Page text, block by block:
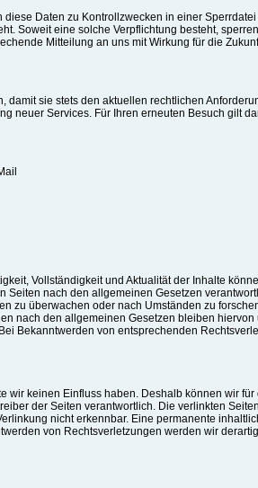
Daten zu Kontrollzwecken in einer
Soweit eine solche Verpflichtung besteht,
Mitteilung an uns mit Wirkung für die
sie stets den aktuellen rechtlichen
neuer Services. Für Ihren erneuten Besuch gilt
Vollständigkeit und Aktualität der Inhalte
Seiten nach den allgemeinen Gesetzen
zu überwachen oder nach Umständen zu
nach den allgemeinen Gesetzen bleiben
Bekanntwerden von entsprechenden
wir keinen Einfluss haben. Deshalb können wir
der Seiten verantwortlich. Die verlinkten
nicht erkennbar. Eine permanente
von Rechtsverletzungen werden wir